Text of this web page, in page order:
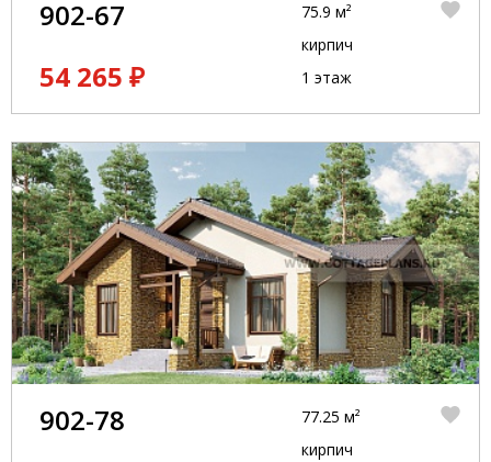
902-67
54 265 ₽
75.9 м²
кирпич
1 этаж
902-78
77.25 м²
кирпич